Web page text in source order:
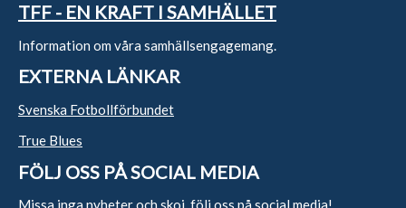
TFF - EN KRAFT I SAMHÄLLET
Information om våra samhällsengagemang.
EXTERNA LÄNKAR
Svenska Fotbollförbundet
True Blues
FÖLJ OSS PÅ SOCIAL MEDIA
Missa inga nyheter och skoj, följ oss på social media!